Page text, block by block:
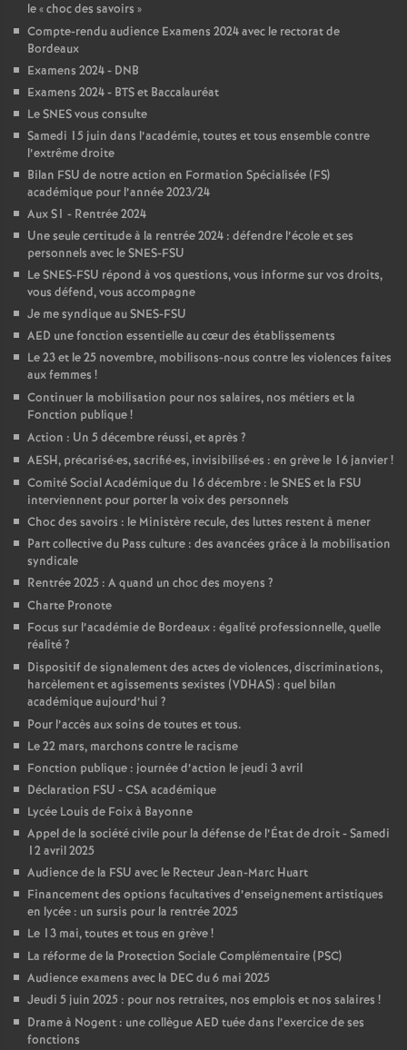
le «choc des savoirs »
Compte-rendu audience Examens 2024 avec le rectorat de
Bordeaux
Examens 2024 - DNB
Examens 2024 - BTS et Baccalauréat
Le SNES vous consulte
Samedi 15 juin dans l’académie, toutes et tous ensemble contre
l’extrême droite
Bilan FSU de notre action en Formation Spécialisée (FS)
académique pour l’année 2023/24
Aux S1 - Rentrée 2024
Une seule certitude à la rentrée 2024 : défendre l’école et ses
personnels avec le SNES-FSU
Le SNES-FSU répond à vos questions, vous informe sur vos droits,
vous défend, vous accompagne
Je me syndique au SNES-FSU
AED une fonction essentielle au cœur des établissements
Le 23 et le 25 novembre, mobilisons-nous contre les violences faites
aux femmes !
Continuer la mobilisation pour nos salaires, nos métiers et la
Fonction publique!
Action : Un 5 décembre réussi, et après ?
AESH, précarisé·es, sacrifié·es, invisibilisé·es : en grève le 16 janvier!
Comité Social Académique du 16 décembre : le SNES et la FSU
interviennent pour porter la voix des personnels
Choc des savoirs : le Ministère recule, des luttes restent à mener
Part collective du Pass culture : des avancées grâce à la mobilisation
syndicale
Rentrée 2025 : A quand un choc des moyens ?
Charte Pronote
Focus sur l’académie de Bordeaux : égalité professionnelle, quelle
réalité?
Dispositif de signalement des actes de violences, discriminations,
harcèlement et agissements sexistes (VDHAS) : quel bilan
académique aujourd’hui ?
Pour l’accès aux soins de toutes et tous.
Le 22 mars, marchons contre le racisme
Fonction publique : journée d’action le jeudi 3 avril
Déclaration FSU - CSA académique
Lycée Louis de Foix à Bayonne
Appel de la société civile pour la défense de l’État de droit - Samedi
12 avril 2025
Audience de la FSU avec le Recteur Jean-Marc Huart
Financement des options facultatives d’enseignement artistiques
en lycée : un sursis pour la rentrée 2025
Le 13 mai, toutes et tous en grève!
La réforme de la Protection Sociale Complémentaire (PSC)
Audience examens avec la DEC du 6 mai 2025
Jeudi 5 juin 2025 : pour nos retraites, nos emplois et nos salaires !
Drame à Nogent : une collègue AED tuée dans l’exercice de ses
fonctions